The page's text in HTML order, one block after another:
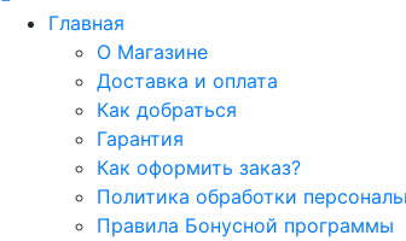
Главная
О Магазине
Доставка и оплата
Как добраться
Гарантия
Как оформить заказ?
Политика обработки
Правила Бонусной программы